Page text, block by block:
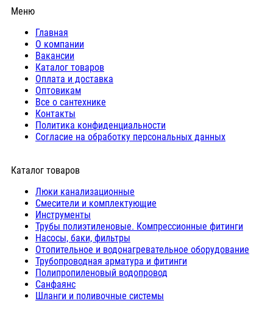
Меню
Главная
О компании
Вакансии
Каталог товаров
Оплата и доставка
Оптовикам
Все о сантехнике
Контакты
Политика конфиденциальности
Согласие на обработку персональных данных
Каталог товаров
Люки канализационные
Cмесители и комплектующие
Инструменты
Трубы полиэтиленовые. Компрессионные фитинги
Насосы, баки, фильтры
Отопительное и водонагревательное оборудование
Трубопроводная арматура и фитинги
Полипропиленовый водопровод
Санфаянс
Шланги и поливочные системы